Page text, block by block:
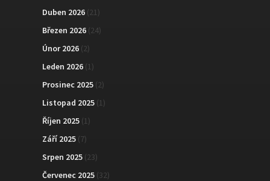
Duben 2026 (21)
Březen 2026 (24)
Únor 2026 (2)
Leden 2026 (1)
Prosinec 2025 (2)
Listopad 2025 (1)
Říjen 2025 (1)
Září 2025 (7)
Srpen 2025 (23)
Červenec 2025 (32)